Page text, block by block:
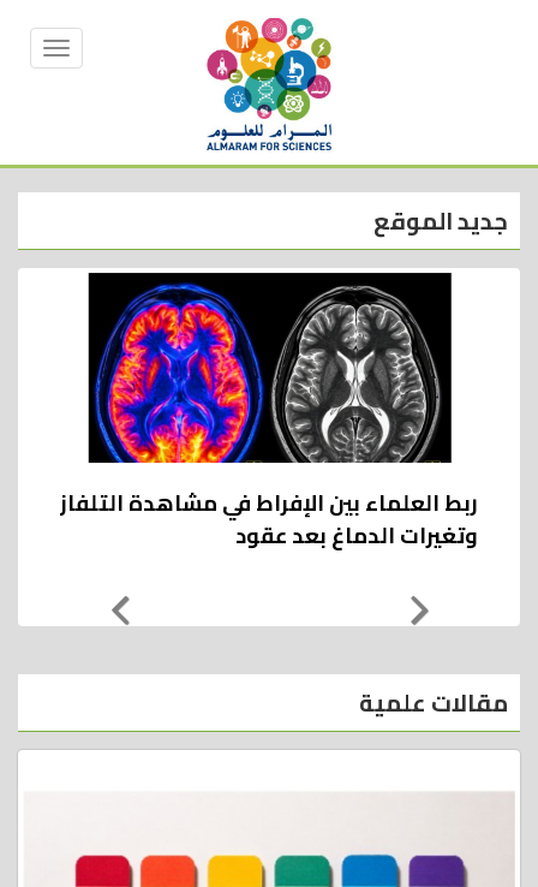
جديد الموقع
هل ينقرض أصحاب الشعر الأحمر؟
مقالات علمية